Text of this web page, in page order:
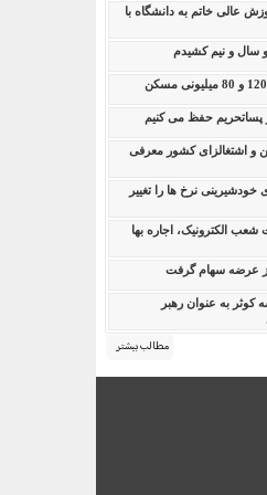
عالی خاتم به دانشگاه با
سال و نیم کشیدم
پساتحریم حفظ می کنیم
و اشتغالزای کشور معرفی
نرخ ها را تغییر
الکترونیک، اجاره بها
عرضه سهام گرفت
کوثر به عنوان رهبر
مطالب بیشتر